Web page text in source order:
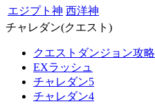
エジプト神 西洋神
チャレダン(クエスト)
クエストダンジョン攻略
EXラッシュ
チャレダン5
チャレダン4